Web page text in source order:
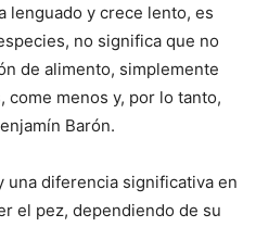
lenguado y crece lento, es
no significa que no
de alimento, simplemente
come menos y, por lo tanto,
Barón.
una diferencia significativa en
el pez, dependiendo de su